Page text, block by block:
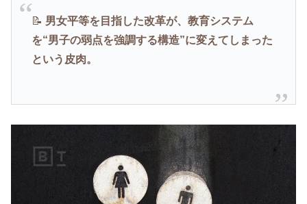
📝 男女平等を目指した改革が、教育システム
を“男子の弱点を強調する構造”に変えてしまった
という皮肉。